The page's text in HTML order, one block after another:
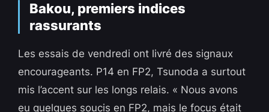
Bakou, premiers indices
rassurants
Les essais de vendredi ont livré des signaux
encourageants. P14 en FP2, Tsunoda a surtout
mis l’accent sur les longs relais. « Nous avons
eu quelques soucis en FP2, mais le focus était